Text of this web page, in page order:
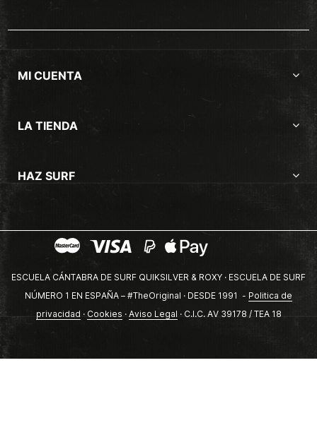
MI CUENTA
LA TIENDA
HAZ SURF
ESCUELA CÁNTABRA DE SURF QUIKSILVER & ROXY · ESCUELA DE SURF
NÚMERO 1 EN ESPAÑA – #TheOriginal · DESDE 1991 - Politica de
privacidad · Cookies · Aviso Legal · C.I.C. AV 39178 / TEA 18